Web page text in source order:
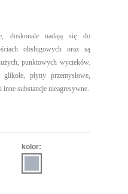
doskonale nadają się do
obsługowych oraz są
punktowych wycieków.
płyny przemysłowe,
substancje nieagresywne.
kolor: